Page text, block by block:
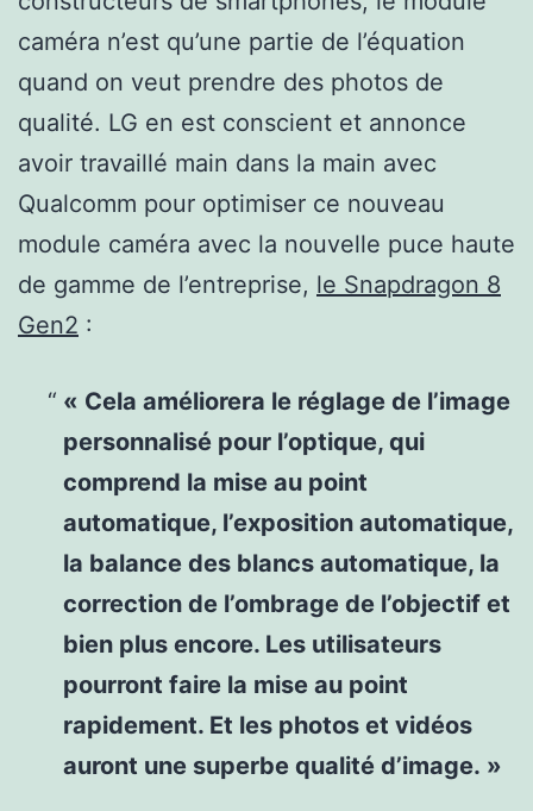
caméra n’est qu’une partie de l’équation
quand on veut prendre des photos de
qualité. LG en est conscient et annonce
avoir travaillé main dans la main avec
Qualcomm pour optimiser ce nouveau
module caméra avec la nouvelle puce haute
de gamme de l’entreprise, le Snapdragon 8
Gen2 :
« Cela améliorera le réglage de l’image
personnalisé pour l’optique, qui
comprend la mise au point
automatique, l’exposition automatique,
la balance des blancs automatique, la
correction de l’ombrage de l’objectif et
bien plus encore. Les utilisateurs
pourront faire la mise au point
rapidement. Et les photos et vidéos
auront une superbe qualité d’image. »